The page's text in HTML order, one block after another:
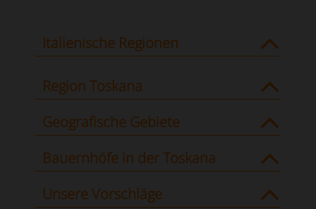
Italienische Regionen
Region Toskana
Geografische Gebiete
Bauernhöfe in der Toskana
Unsere Vorschläge